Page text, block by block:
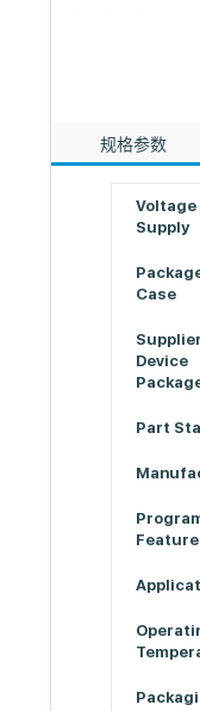
规格参数
Voltage
Supply
Case
Supplier
Device
Part